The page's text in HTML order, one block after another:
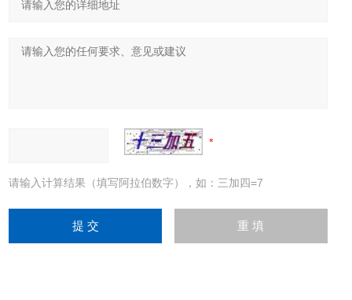
请输入计算结果（填写阿拉伯数字），如：三加四=7